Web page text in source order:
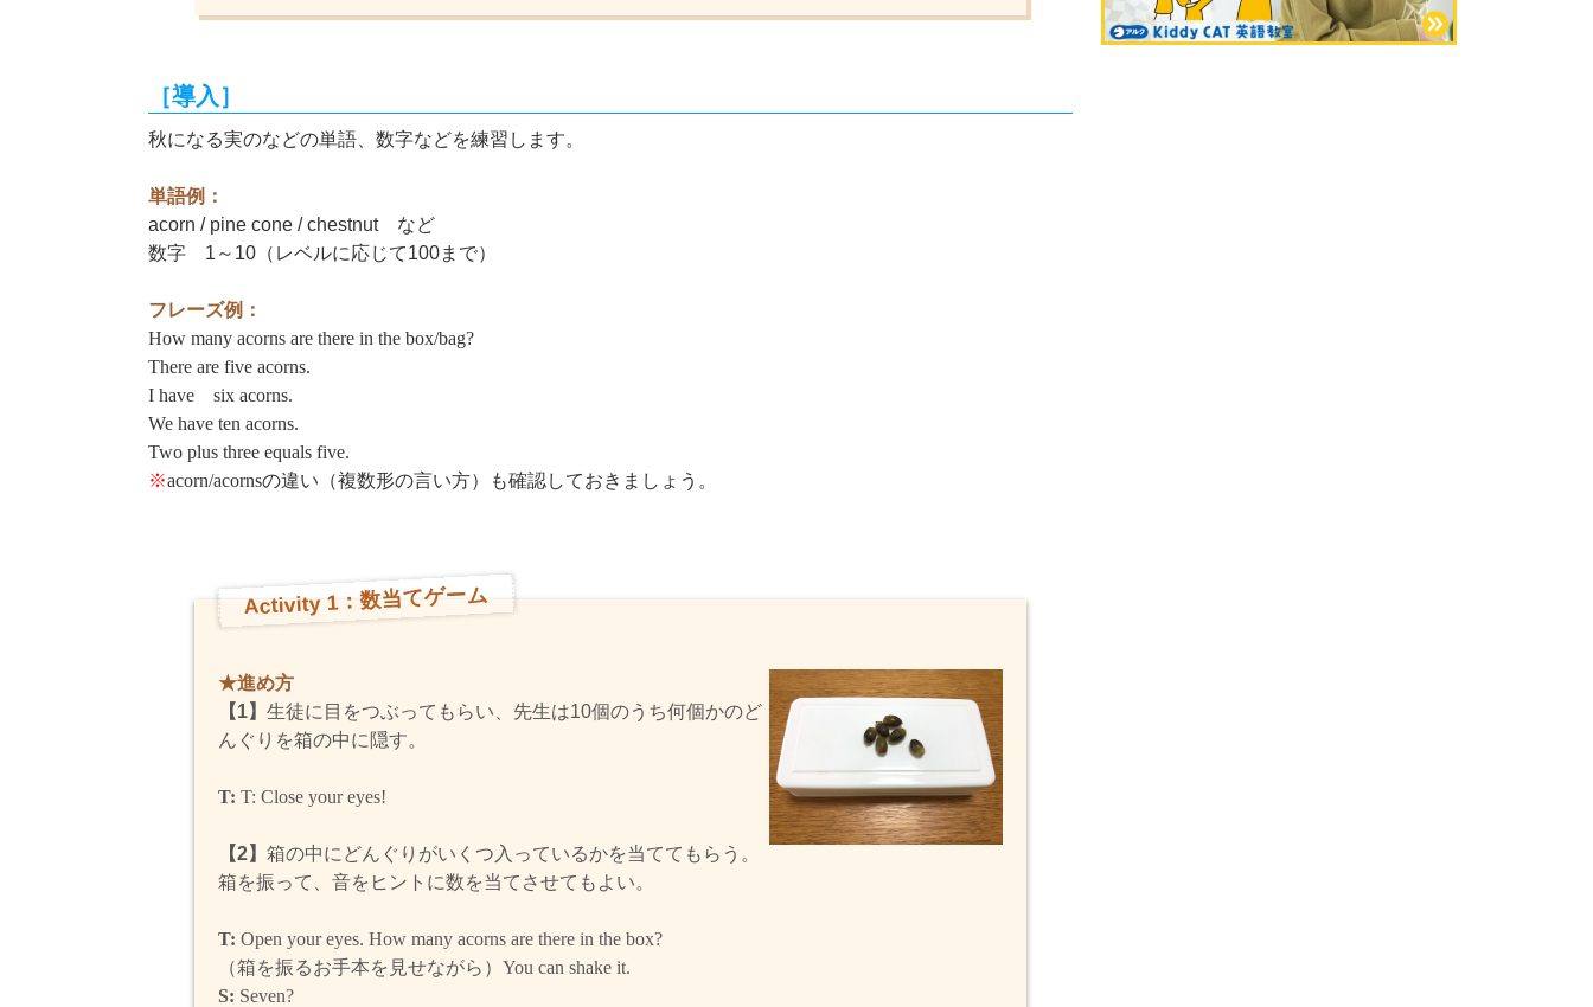
［導入］
秋になる実のなどの単語、数字などを練習します。
単語例：
acorn / pine cone / chestnut など
数字 1～10（レベルに応じて100まで）
フレーズ例：
How many acorns are there in the box/bag?
There are five acorns.
I have six acorns.
We have ten acorns.
Two plus three equals five.
※acorn/acornsの違い（複数形の言い方）も確認しておきましょう。
Activity 1：数当てゲーム
★進め方
【1】 生徒に目をつぶってもらい、先生は10個のうち何個かのど
んぐりを箱の中に隠す。
T: T: Close your eyes!
【2】 箱の中にどんぐりがいくつ入っているかを当ててもらう。
箱を振って、音をヒントに数を当てさせてもよい。
T: Open your eyes. How many acorns are there in the box?
（箱を振るお手本を見せながら） You can shake it.
S: Seven?